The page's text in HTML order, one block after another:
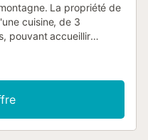
La propriété de
cuisine, de 3
pouvant accueillir
un
bébé est également
le logement dispose
l'hôte vous
la Platja del